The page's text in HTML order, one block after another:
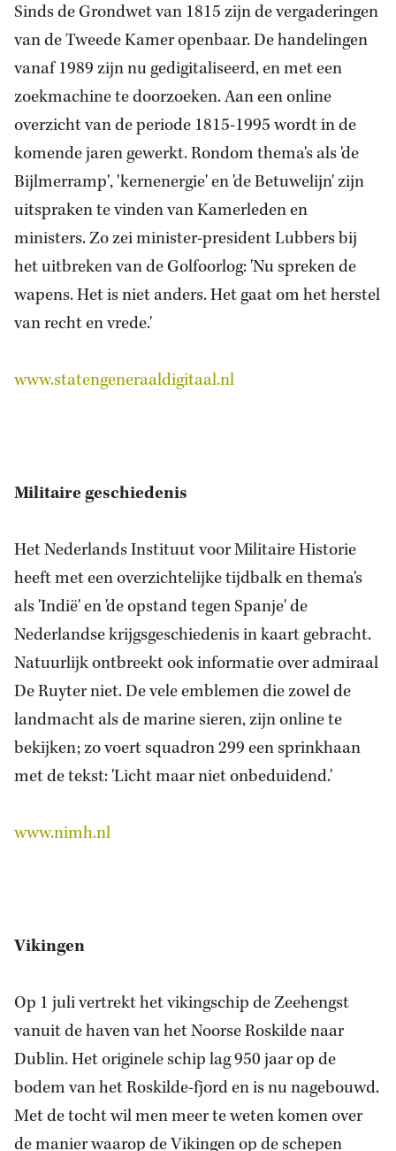
Sindsde Grondwet van 1815zijn de vergaderingen
van de Tweede Kamer openbaar. De handelingen
vanaf 1989 zijn nu gedigitaliseerd, en met een
zoekmachine te doorzoeken. Aan een online
overzicht van de periode 1815-1995 wordt in de
komende jaren gewerkt. Rondom thema's als 'de
Bijlmerramp', 'kernenergie' en 'de Betuwelijn' zijn
uitspraken te vinden van Kamerleden en
ministers. Zo zei minister-president Lubbers bij
het uitbreken van de Golfoorlog: 'Nu spreken de
wapens. Het is niet anders. Het gaat om het herstel
van recht en vrede.'
www.statengeneraaldigitaal.nl
Militaire geschiedenis
Het Nederlands Instituut voor Militaire Historie
heeft met een overzichtelijke tijdbalk en thema's
als 'Indië' en 'de opstand tegen Spanje' de
Nederlandse krijgsgeschiedenis in kaart gebracht.
Natuurlijk ontbreekt ook informatie over admiraal
De Ruyter niet. De vele emblemen die zowel de
landmacht als de marine sieren, zijn online te
bekijken; zo voert squadron 299 een sprinkhaan
met de tekst: 'Licht maar niet onbeduidend.'
www.nimh.nl
Vikingen
Op 1 juli vertrekt het vikingschip de Zeehengst
vanuitde haven van hetNoorse Roskilde naar
Dublin. Het originele schip lag 950 jaar opde
bodem van hetRoskilde-fjord en is nu nagebouwd.
Met de tocht wil men meer te weten komen over
de manier waarop de Vikingen op de schepen